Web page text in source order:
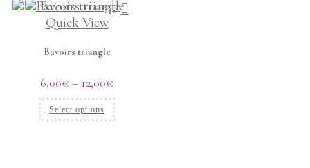
Quick View
Bavoirs triangle
6,00€ – 12,00€
Select options